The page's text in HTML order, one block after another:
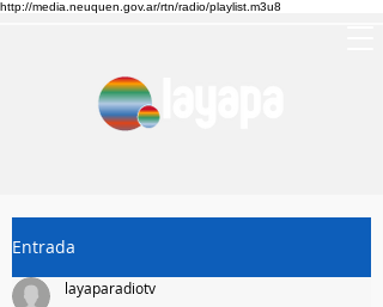
http://media.neuquen.gov.ar/rtn/radio/playlist.m3u8
Entrada
layaparadiotv